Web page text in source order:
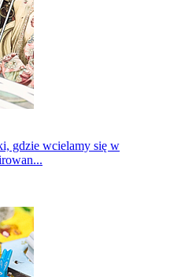
gdzie wcielamy się w